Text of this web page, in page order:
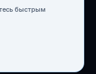
быстрым